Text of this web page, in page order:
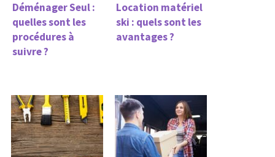
Déménager Seul :
quelles sont les
procédures à
suivre ?
Location matériel
ski : quels sont les
avantages ?